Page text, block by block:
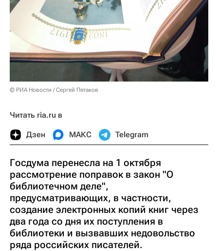
© РИА Новости / Сергей Пятаков
Читать ria.ru в
Дзен МАКС Telegram
Госдума перенесла на 1 октября
рассмотрение поправок в закон "О
библиотечном деле",
предусматривающих, в частности,
создание электронных копий книг через
два года со дня их поступления в
библиотеки и вызвавших недовольство
ряда российских писателей.